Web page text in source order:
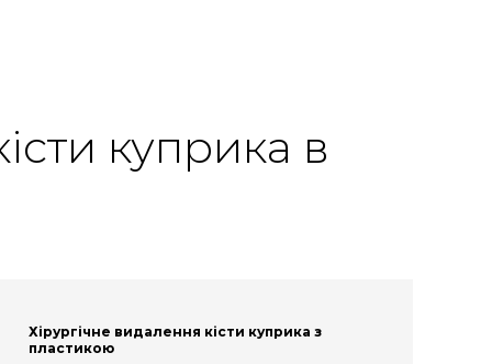
куприка в
Хірургічне видалення кісти куприка з
пластикою